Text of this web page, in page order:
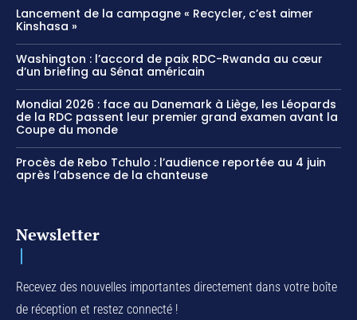
Lancement de la campagne « Recycler, c’est aimer
Kinshasa »
Washington : l’accord de paix RDC-Rwanda au cœur
d’un briefing au Sénat américain
Mondial 2026 : face au Danemark à Liège, les Léopards
de la RDC passent leur premier grand examen avant la
Coupe du monde
Procès de Rebo Tchulo : l’audience reportée au 4 juin
après l’absence de la chanteuse
Newsletter
Recevez des nouvelles importantes directement dans votre boîte
de réception et restez connecté !